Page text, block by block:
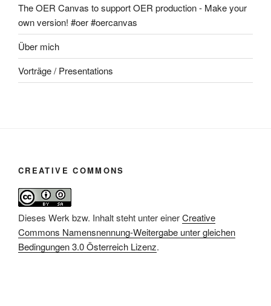
The OER Canvas to support OER production - Make your
own version! #oer #oercanvas
Über mich
Vorträge / Presentations
CREATIVE COMMONS
Dieses Werk bzw. Inhalt steht unter einerCreative
Commons Namensnennung-Weitergabe unter gleichen
Bedingungen 3.0 Österreich Lizenz.